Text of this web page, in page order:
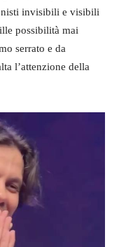
invisibili e visibili
possibilità mai
serrato e da
l’attenzione della